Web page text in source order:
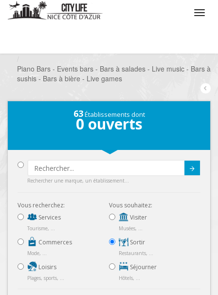
Piano Bars - Events bars - Bars à salades - Live music - Bars à
sushis - Bars à bière - Live games
63Établissements dont
0 ouverts
Rechercher une marque, un établissement...
Vous recherchez:
Services
Tourisme, ...
Commerces
Mode, ...
Loisirs
Plages, sports, ...
Vous souhaitez:
Visiter
Musées, ...
Sortir
Restaurants, ...
Séjourner
Hôtels, ...